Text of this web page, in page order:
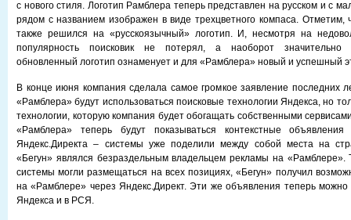
с нового стиля. Логотип Рамблера теперь представлен на русском и с
рядом с названием изображен в виде трехцветного компаса. Отметим,
также решился на «русскоязычный» логотип. И, несмотря на
популярность поисковик не потерял, а наоборот значительно
обновленный логотип ознаменует и для «Рамблера» новый и успешный
В конце июня компания сделала самое громкое заявление последних
«Рамблера» будут использоваться поисковые технологии Яндекса, но
технологии, которую компания будет обогащать собственными
«Рамблера» теперь будут показываться контекстные
Яндекс.Директа – системы уже поделили между собой места на
«Бегун» являлся безраздельным владельцем рекламы на «Рамблере».
системы могли размещаться на всех позициях, «Бегун» получил
на «Рамблере» через Яндекс.Директ. Эти же объявления теперь можно
Яндекса и в РСЯ.